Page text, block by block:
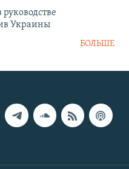
Украины
БОЛЬШЕ